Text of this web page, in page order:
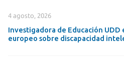
4 agosto, 2026
Investigadora de Educación UDD
europeo sobre discapacidad